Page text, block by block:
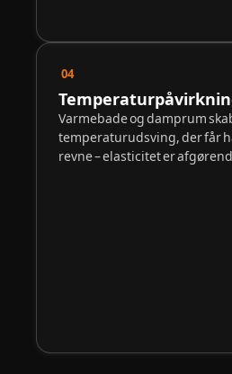
04
Varmebade og damprum
temperaturudsving, der får
revne – elasticitet er